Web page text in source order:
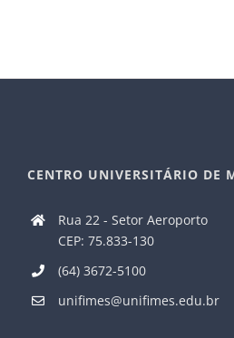
CENTRO UNIVERSITÁRIO DE
Rua 22 - Setor Aeroporto
CEP: 75.833-130
(64) 3672-5100
unifimes@unifimes.edu.br